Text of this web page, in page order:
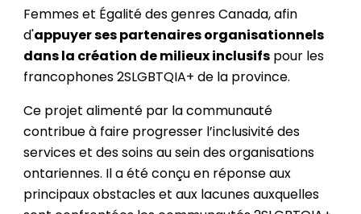
Femmes et Égalité des genres Canada, afin
d'appuyer ses partenaires organisationnels
dans la création de milieux inclusifs pour les
francophones 2SLGBTQIA+ de la province.
Ce projetalimenté par la communauté
contribue à faire progresser l’inclusivité des
services et des soins au sein des organisations
ontariennes. Ila été conçu en réponse aux
principaux obstacles et aux lacunes auxquelles